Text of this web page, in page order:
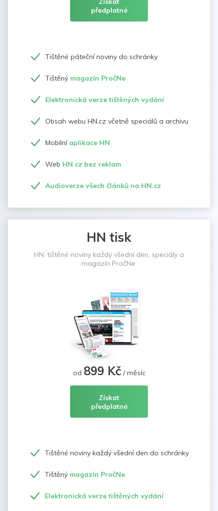
předplatné
Tištěné páteční noviny do schránky
Tištěný magazín PročNe
Elektronická verze tištěných vydání
Obsah webu HN.cz včetně speciálů a archivu
Mobilní aplikace HN
Web HN.cz bez reklam
Audioverze všech článků na HN.cz
HN tisk
HN, tištěné noviny každý všední den, speciály a
magazín PročNe.
od 899 Kč/ měsíc
Získat
předplatné
Tištěné noviny každý všední den do schránky
Tištěný magazín PročNe
Elektronická verze tištěných vydání